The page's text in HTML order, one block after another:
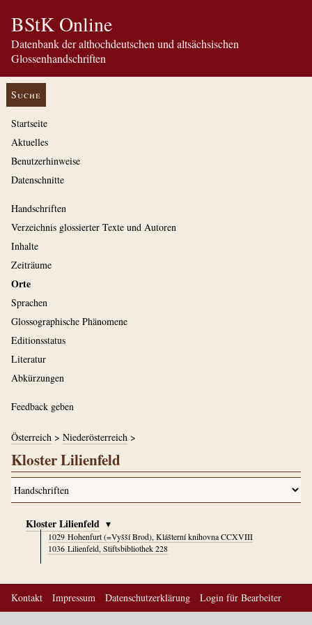
BStK Online
Datenbank der althochdeutschen und altsächsischen
Glossenhandschriften
Suche
Startseite
Aktuelles
Benutzerhinweise
Datenschnitte
Handschriften
Verzeichnis glossierter Texte und Autoren
Inhalte
Zeiträume
Orte
Sprachen
Glossographische Phänomene
Editionsstatus
Literatur
Abkürzungen
Feedback geben
Österreich > Niederösterreich >
Kloster Lilienfeld
Kloster Lilienfeld ▾
1029 Hohenfurt (=Vyšší Brod), Klášterní knihovna CCXVIII
1036 Lilienfeld, Stiftsbibliothek 228
Kontakt Impressum Datenschutzerklärung Login für Bearbeiter